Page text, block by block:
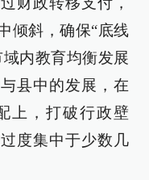
倾斜，确保“底线
内教育均衡发展
县中的发展，在
上，打破行政壁
度集中于少数几